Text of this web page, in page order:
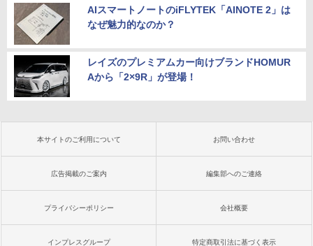
AIスマートノートのiFLYTEK「AINOTE 2」は
なぜ魅力的なのか？
レイズのプレミアムカー向けブランドHOMUR
Aから「2×9R」が登場！
本サイトのご利用について お問い合わせ
広告掲載のご案内 編集部へのご連絡
プライバシーポリシー 会社概要
インプレスグループ 特定商取引法に基づく表示